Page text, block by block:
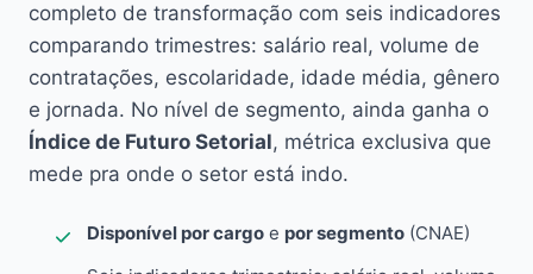
completo de transformação com seis indicadores
comparando trimestres: salário real, volume de
contratações, escolaridade, idade média, gênero
e jornada. No nível de segmento, ainda ganha o
Índice de Futuro Setorial, métrica exclusiva que
mede pra onde o setor está indo.
Disponível por cargo e por segmento (CNAE)